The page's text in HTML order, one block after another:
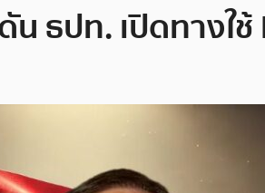
น ธปท. เปิดทางใ